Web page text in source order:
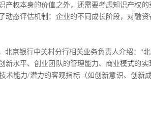
产权本身的价值之外，还需要考虑知识产权
动态评估机制：企业的不同成长阶段，对融
京银行中关村分行相关业务负责人介绍：“
新水平、创业团队的管理能力、商业模式的
术能力/潜力的客观指标（如创新意识、创